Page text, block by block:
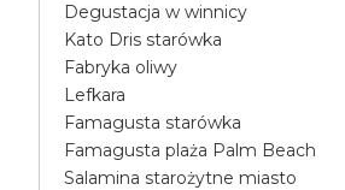
Degustacja w winnicy
Kato Dris starówka
Fabryka oliwy
Lefkara
Famagusta starówka
Famagusta plaża Palm Beach
Salamina starożytne miasto